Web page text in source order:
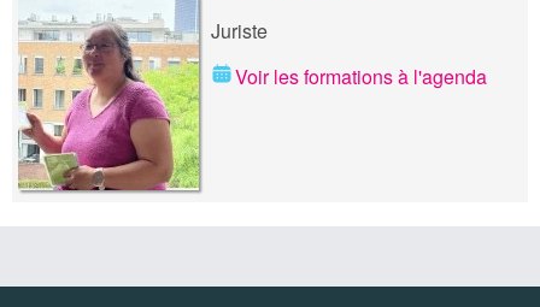
Juriste
Voir les formations à l'agenda